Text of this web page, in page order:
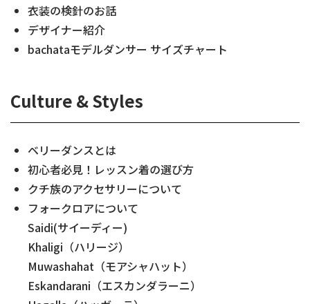
衣装の検針のお話
デザイナー紹介
bachataモデルダンサー サイズチャート
Culture & Styles
ベリーダンスとは
初心者必見！レッスン着の選び方
クチ族のアクセサリーについて
フォークロアについて
Saidi(サイーディー)
Khaligi（ハリージ）
Muwashahat（モアシャハット）
Eskandarani（エスカンダラーニ）